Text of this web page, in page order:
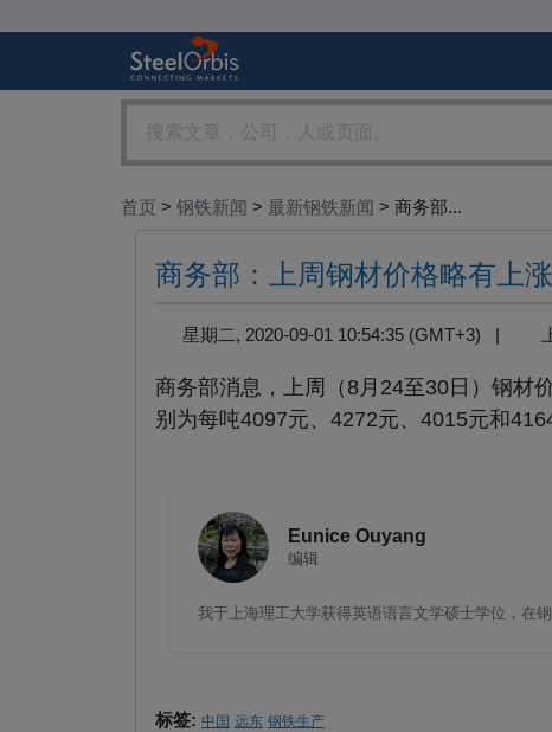
首页 > 钢铁新闻 > 最新钢铁新闻 > 商务部...
商务部：上周钢材价格略有上涨
星期二, 2020-09-01 10:54:35 (GMT+3) |
商务部消息，上周（8月24至30日）钢材
别为每吨4097元、4272元、4015元和
Eunice Ouyang
编辑
我于上海理工大学获得英语语言文学硕士学位，在
标签: 中国 远东 钢铁生产